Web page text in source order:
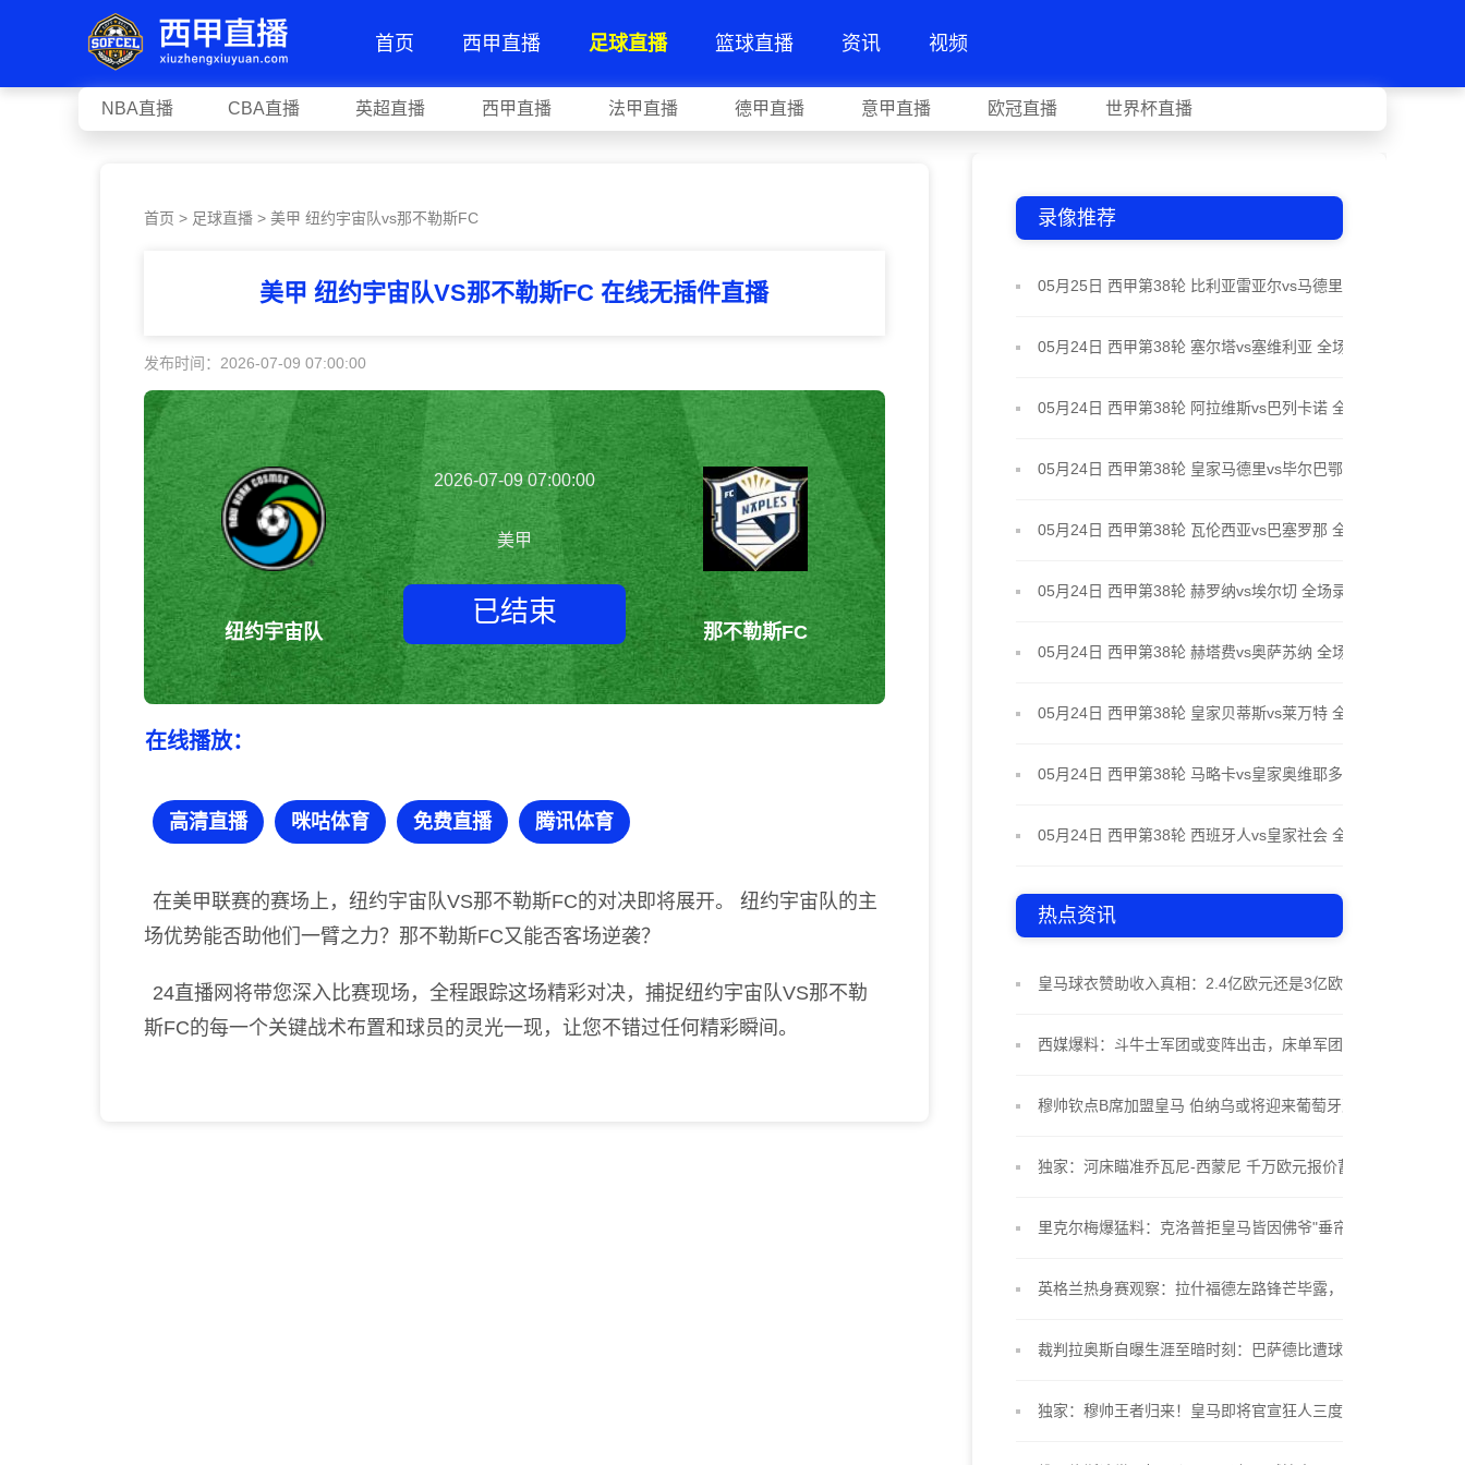
首页 西甲直播 足球直播 篮球直播 资讯 视频
NBA直播 CBA直播 英超直播 西甲直播 法甲直播 德甲直播 意甲直播 欧冠直播 世界杯直播
首页 > 足球直播 > 美甲 纽约宇宙队vs那不勒斯FC
美甲 纽约宇宙队VS那不勒斯FC 在线无插件直播
发布时间：2026-07-09 07:00:00
纽约宇宙队
2026-07-09 07:00:00
美甲
已结束
那不勒斯FC
在线播放：
高清直播 咪咕体育 免费直播 腾讯体育
在美甲联赛的赛场上，纽约宇宙队VS那不勒斯FC的对决即将展开。 纽约宇宙队的主
场优势能否助他们一臂之力？那不勒斯FC又能否客场逆袭？
24直播网将带您深入比赛现场，全程跟踪这场精彩对决，捕捉纽约宇宙队VS那不勒
斯FC的每一个关键战术布置和球员的灵光一现，让您不错过任何精彩瞬间。
录像推荐
05月25日 西甲第38轮 比利亚雷亚尔vs马德里竞技 全
05月24日 西甲第38轮 塞尔塔vs塞维利亚 全场录像
05月24日 西甲第38轮 阿拉维斯vs巴列卡诺 全场录像
05月24日 西甲第38轮 皇家马德里vs毕尔巴鄂竞技 全
05月24日 西甲第38轮 瓦伦西亚vs巴塞罗那 全场录像
05月24日 西甲第38轮 赫罗纳vs埃尔切 全场录像
05月24日 西甲第38轮 赫塔费vs奥萨苏纳 全场录像
05月24日 西甲第38轮 皇家贝蒂斯vs莱万特 全场录像
05月24日 西甲第38轮 马略卡vs皇家奥维耶多 全场录
05月24日 西甲第38轮 西班牙人vs皇家社会 全场录像
热点资讯
皇马球衣赞助收入真相：2.4亿欧元还是3亿欧元？
西媒爆料：斗牛士军团或变阵出击，床单军团锁定"小
穆帅钦点B席加盟皇马 伯纳乌或将迎来葡萄牙双星联
独家：河床瞄准乔瓦尼-西蒙尼 千万欧元报价蓄势待
里克尔梅爆猛料：克洛普拒皇马皆因佛爷"垂帘听政"
英格兰热身赛观察：拉什福德左路锋芒毕露，贝林厄
裁判拉奥斯自曝生涯至暗时刻：巴萨德比遭球员言语
独家：穆帅王者归来！皇马即将官宣狂人三度执掌银